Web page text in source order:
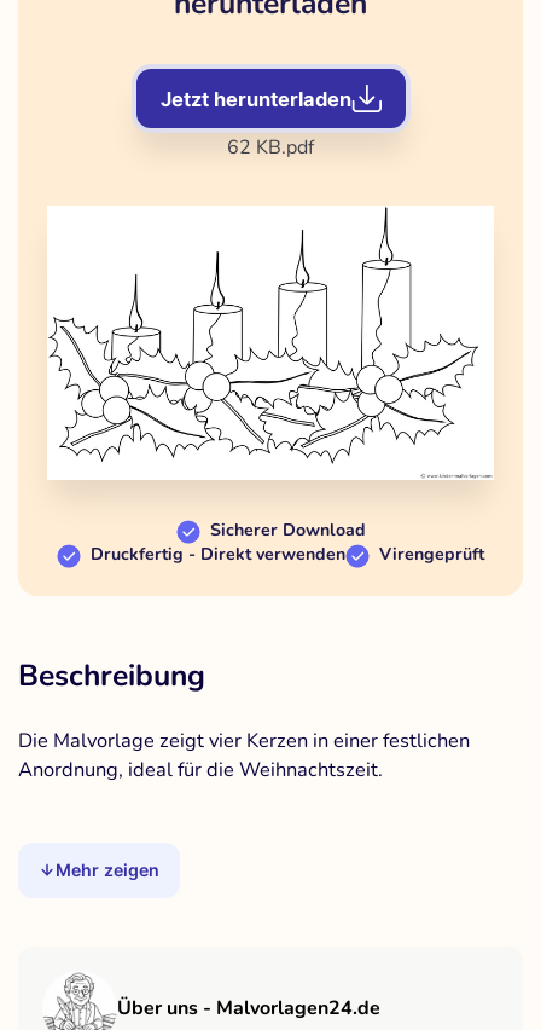
Jetzt herunterladen
62 KB.pdf
Sicherer Download
Druckfertig - Direkt verwenden
Virengeprüft
Beschreibung
Die Malvorlage zeigt vier Kerzen in einer festlichen
Anordnung, ideal für die Weihnachtszeit.
Mehr zeigen
Über uns - Malvorlagen24.de